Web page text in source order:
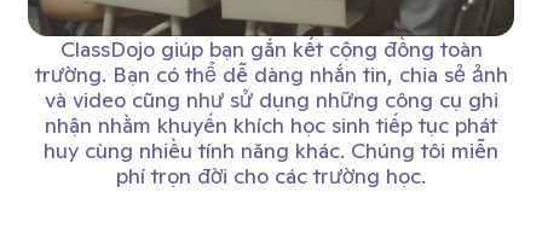
ClassDojo giúp bạn gắn kết cộng đồng toàn
trường. Bạn có thể dễ dàng nhắn tin, chia sẻ ảnh
và video cũng như sử dụng những công cụ ghi
nhận nhằm khuyến khích học sinh tiếp tục phát
huy cùng nhiều tính năng khác. Chúng tôi miễn
phí trọn đời cho các trường học.